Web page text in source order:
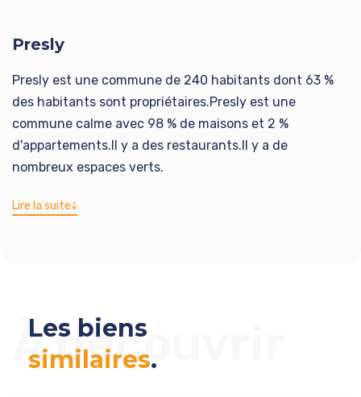
Presly
Presly est une commune de 240 habitants dont 63 %
des habitants sont propriétaires.Presly est une
commune calme avec 98 % de maisons et 2 %
d'appartements.Il y a des restaurants.Il y a de
nombreux espaces verts.
Lire la suite
À découvrir
Les biens
similaires.